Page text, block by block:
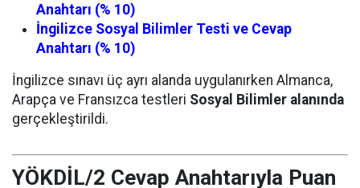
Anahtarı (% 10)
İngilizce Sosyal Bilimler Testi ve Cevap
Anahtarı (% 10)
İngilizce sınavı üç ayrı alanda uygulanırken Almanca,
Arapça ve Fransızca testleri Sosyal Bilimler alanında
gerçekleştirildi.
YÖKDİL/2 Cevap Anahtarıyla Puan